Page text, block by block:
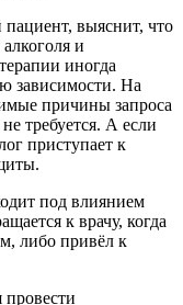
пациент, выяснит, что
и
иногда
зависимости. На
причины запроса
требуется. А если
приступает к
под влиянием
к врачу, когда
либо привёл к
провести